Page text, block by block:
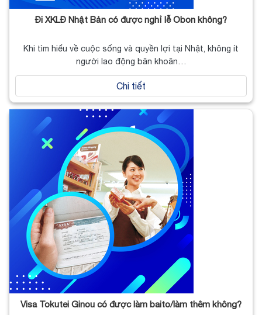
Đi XKLĐ Nhật Bản có được nghỉ lễ Obon không?
Khi tìm hiểu về cuộc sống và quyền lợi tại Nhật, không ít
người lao động băn khoăn…
Chi tiết
Visa Tokutei Ginou có được làm baito/làm thêm không?